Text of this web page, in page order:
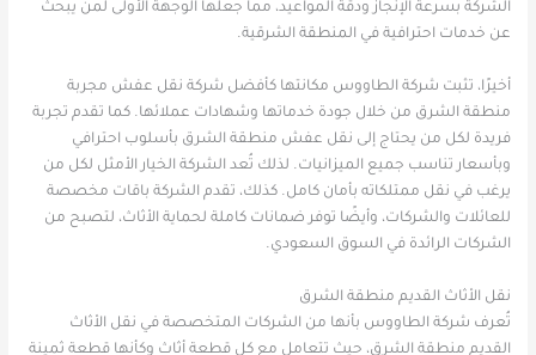
الشركة بسرعة الإنجاز ودقة المواعيد، مما جعلها الوجهة الأولى لمن يبحث
عن خدمات احترافية في المنطقة الشرقية.
أخيرًا، تثبت شركة الطاووس مكانتها كأفضل شركة نقل عفش مجربة
منطقة الشرق من خلال جودة خدماتها وشهادات عملائها. كما تقدم تجربة
فريدة لكل من يحتاج إلى نقل عفش منطقة الشرق بأسلوب احترافي
وبأسعار تناسب جميع الميزانيات. لذلك تُعد الشركة الخيار الأمثل لكل من
يرغب في نقل ممتلكاته بأمان كامل. كذلك، تقدم الشركة باقات مخصصة
للعائلات والشركات، وأيضًا توفر ضمانات كاملة لحماية الأثاث، لتصبح من
الشركات الرائدة في السوق السعودي.
نقل الأثاث القديم منطقة الشرق
تُعرف شركة الطاووس بأنها من الشركات المتخصصة في نقل الأثاث
القديم منطقة الشرق، حيث تتعامل مع كل قطعة أثاث وكأنها قطعة ثمينة